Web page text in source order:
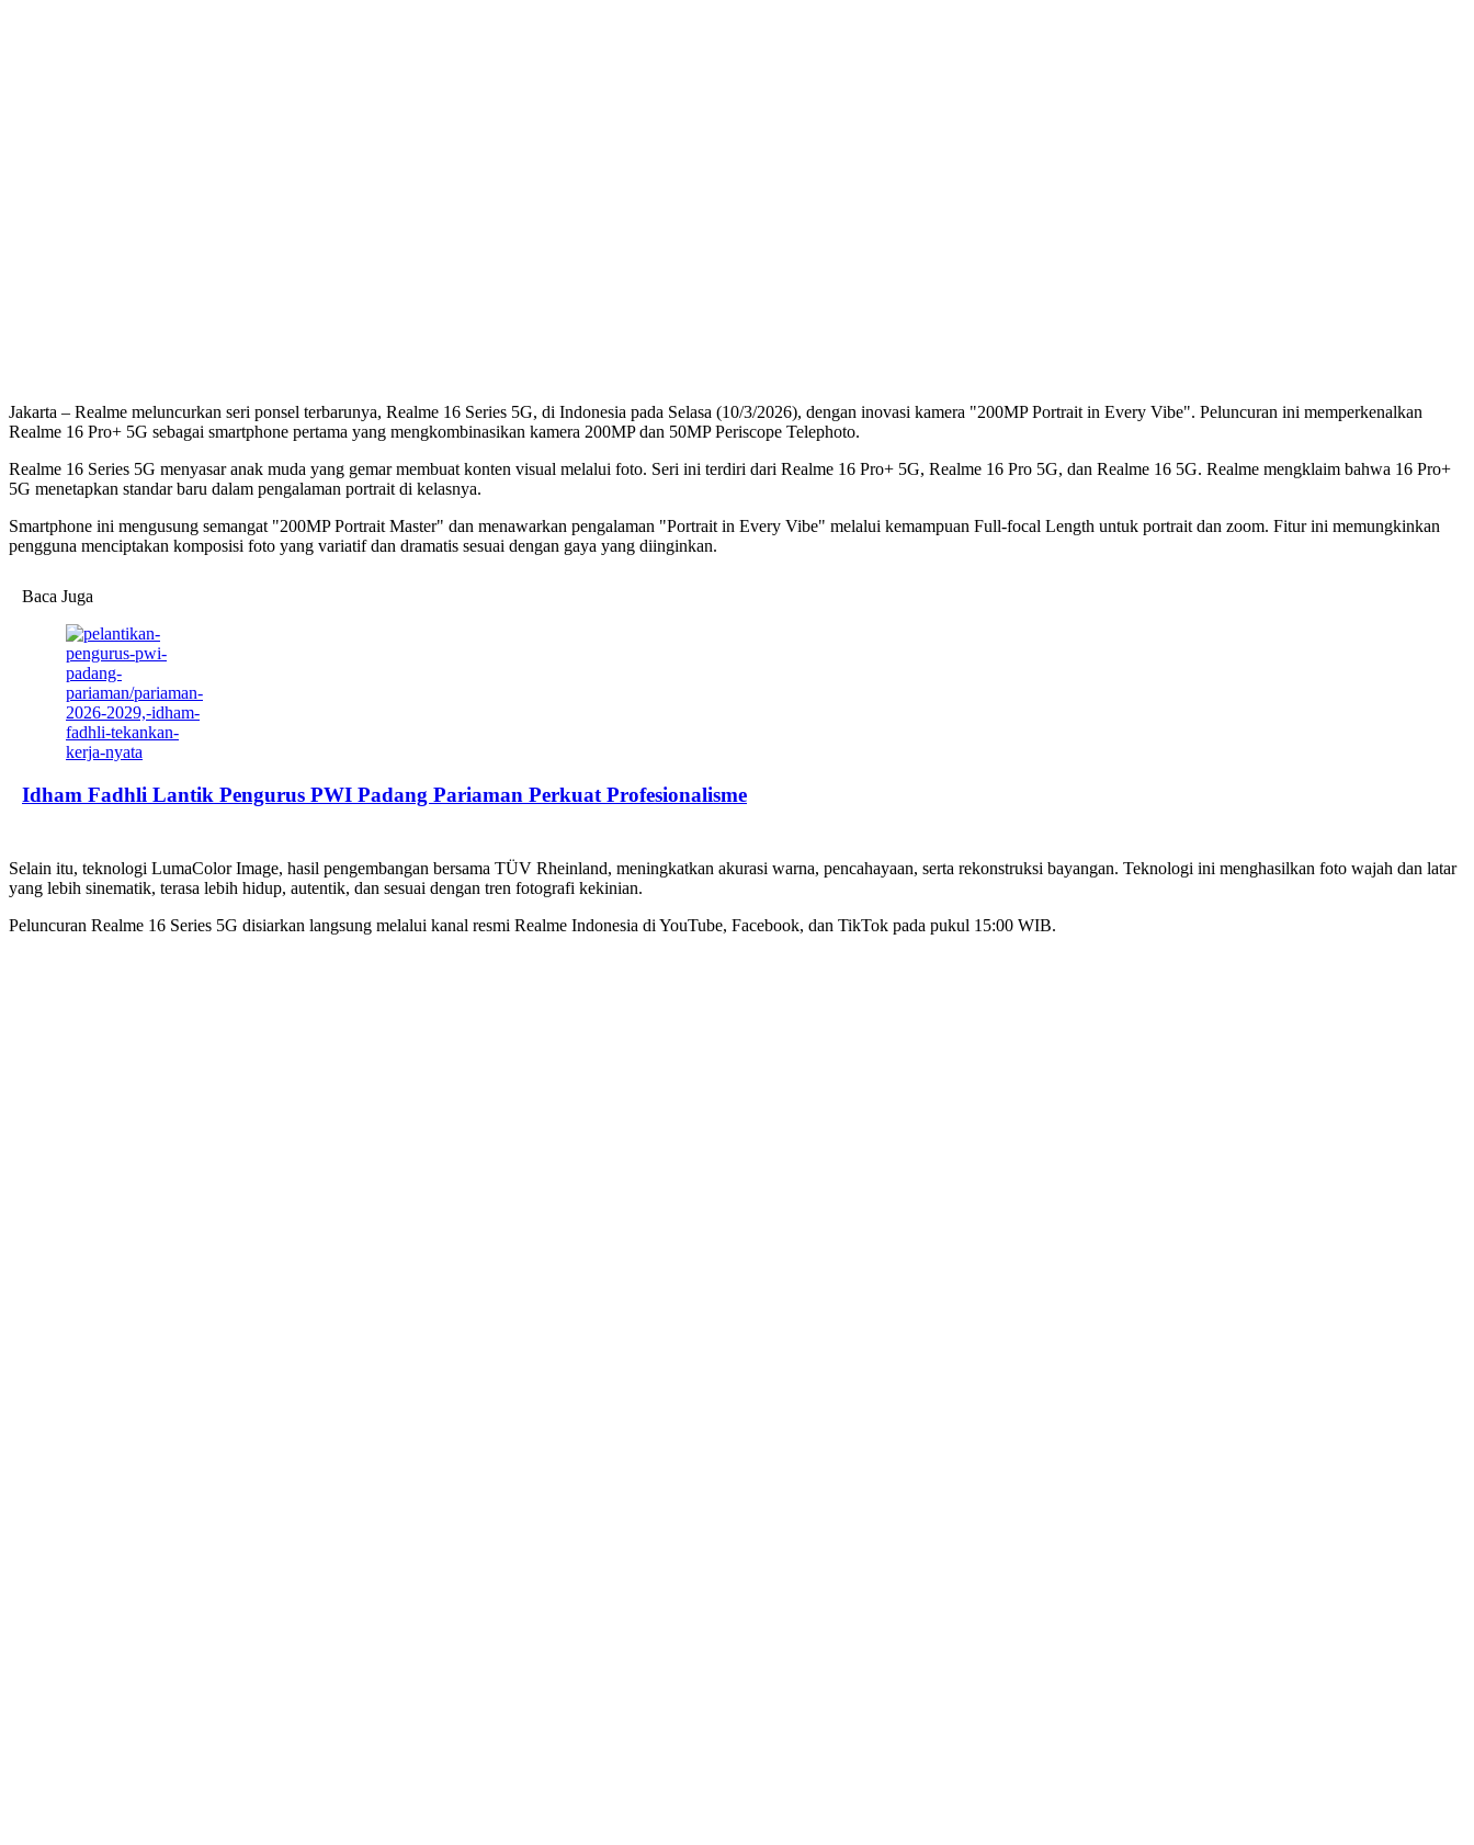
Jakarta – Realme meluncurkan seri ponsel terbarunya, Realme 16 Series 5G, di Indonesia pada Selasa (10/3/2026), dengan inovasi kamera "200MP Portrait in Every Vibe". Peluncuran ini memperkenalkan
Realme 16 Pro+ 5G sebagai smartphone pertama yang mengkombinasikan kamera 200MP dan 50MP Periscope Telephoto.
Realme 16 Series 5G menyasar anak muda yang gemar membuat konten visual melalui foto. Seri ini terdiri dari Realme 16 Pro+ 5G, Realme 16 Pro 5G, dan Realme 16 5G. Realme mengklaim bahwa 16 Pro+
5G menetapkan standar baru dalam pengalaman portrait di kelasnya.
Smartphone ini mengusung semangat "200MP Portrait Master" dan menawarkan pengalaman "Portrait in Every Vibe" melalui kemampuan Full-focal Length untuk portrait dan zoom. Fitur ini memungkinkan
pengguna menciptakan komposisi foto yang variatif dan dramatis sesuai dengan gaya yang diinginkan.
Baca Juga
Idham Fadhli Lantik Pengurus PWI Padang Pariaman Perkuat Profesionalisme
Selain itu, teknologi LumaColor Image, hasil pengembangan bersama TÜV Rheinland, meningkatkan akurasi warna, pencahayaan, serta rekonstruksi bayangan. Teknologi ini menghasilkan foto wajah dan latar
yang lebih sinematik, terasa lebih hidup, autentik, dan sesuai dengan tren fotografi kekinian.
Peluncuran Realme 16 Series 5G disiarkan langsung melalui kanal resmi Realme Indonesia di YouTube, Facebook, dan TikTok pada pukul 15:00 WIB.